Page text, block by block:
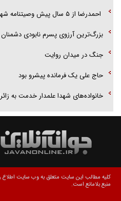
احمدرضا از ۵ سال پیش وصیتنامه شهادتش را آماده کرده بود
بزرگ‌ترین آرزوی پسرم نابودی دشمنان
جنگ در میدان روایت
حاج علی یک فرمانده پیشرو بود
خانواده‌های شهدا علمدار خدمت به
کلیه مطالب این سایت متعلق به وب سایت اطلاع
منبع بلامانع است.